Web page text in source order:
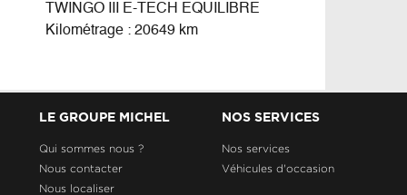
TWINGO III E-TECH EQUILIBRE
Kilométrage : 20649 km
LE GROUPE MICHEL
Qui sommes nous ?
Nous contacter
Nous localiser
NOS SERVICES
Nos services
Véhicules d'occasion